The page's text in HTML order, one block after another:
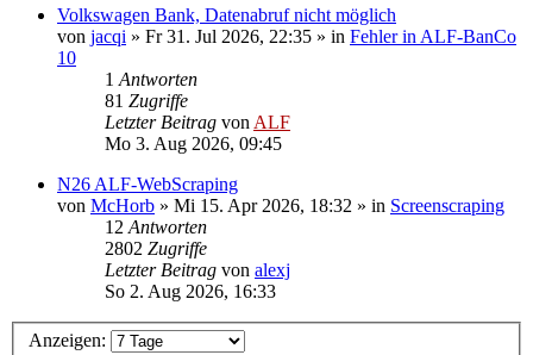
Volkswagen Bank, Datenabruf nicht möglich
von jacqi » Fr 31. Jul 2026, 22:35 » in Fehler in ALF-BanCo
10
1 Antworten
81 Zugriffe
Letzter Beitrag von ALF
Mo 3. Aug 2026, 09:45
N26 ALF-WebScraping
von McHorb » Mi 15. Apr 2026, 18:32 » in Screenscraping
12 Antworten
2802 Zugriffe
Letzter Beitrag von alexj
So 2. Aug 2026, 16:33
Anzeigen: